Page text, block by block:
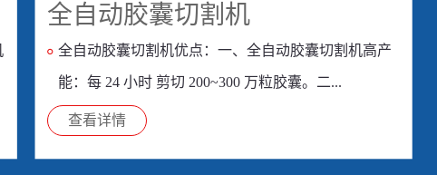
全自动胶囊切割机
全自动胶囊切割机优点：一、全自动胶囊切割机高产
能：每 24 小时 剪切 200~300 万粒胶囊。二...
查看详情